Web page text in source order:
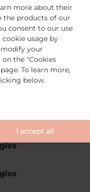
(copie)
(copie)
more about their
the products of our
consent to our use
usage by
modify your
the "Cookies
To learn more,
below.
I accept all